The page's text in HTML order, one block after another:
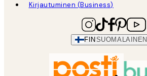
Kirjautuminen (Business)
FIN SUOMALAINEN